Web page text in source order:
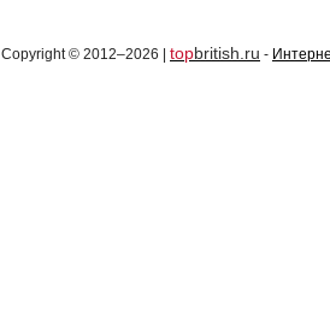
Copyright © 2012–2026 | topbritish.ru -